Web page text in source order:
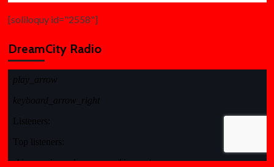
[soliloquy id="2558"]
DreamCity Radio